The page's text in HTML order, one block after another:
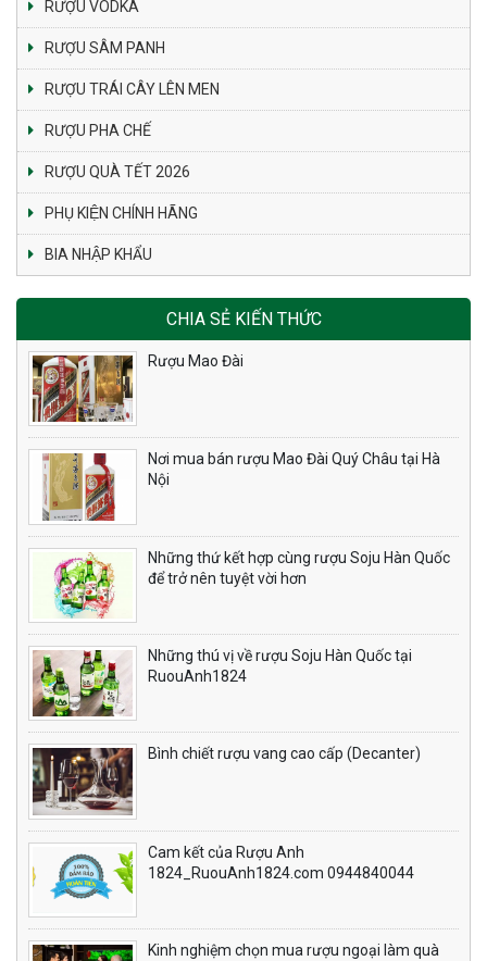
RƯỢU VODKA
RƯỢU SÂM PANH
RƯỢU TRÁI CÂY LÊN MEN
RƯỢU PHA CHẾ
RƯỢU QUÀ TẾT 2026
PHỤ KIỆN CHÍNH HÃNG
BIA NHẬP KHẨU
CHIA SẺ KIẾN THỨC
Rượu Mao Đài
Nơi mua bán rượu Mao Đài Quý Châu tại Hà
Nội
Những thứ kết hợp cùng rượu Soju Hàn Quốc
để trở nên tuyệt vời hơn
Những thú vị về rượu Soju Hàn Quốc tại
RuouAnh1824
Bình chiết rượu vang cao cấp (Decanter)
Cam kết của Rượu Anh
1824_RuouAnh1824.com 0944840044
Kinh nghiệm chọn mua rượu ngoại làm quà